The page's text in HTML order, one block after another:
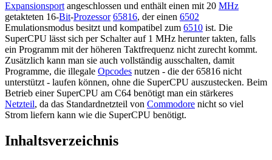
Expansionsport angeschlossen und enthält einen mit 20 MHz
getakteten 16-Bit-Prozessor 65816, der einen 6502
Emulationsmodus besitzt und kompatibel zum 6510 ist. Die
SuperCPU lässt sich per Schalter auf 1 MHz herunter takten, falls
ein Programm mit der höheren Taktfrequenz nicht zurecht kommt.
Zusätzlich kann man sie auch vollständig ausschalten, damit
Programme, die illegale Opcodes nutzen - die der 65816 nicht
unterstützt - laufen können, ohne die SuperCPU auszustecken. Beim
Betrieb einer SuperCPU am C64 benötigt man ein stärkeres
Netzteil, da das Standardnetzteil von Commodore nicht so viel
Strom liefern kann wie die SuperCPU benötigt.
Inhaltsverzeichnis